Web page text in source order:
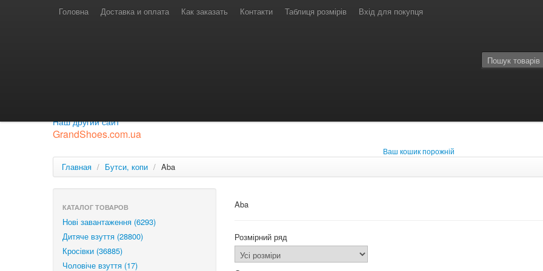
Головна Доставка и оплата Как заказать Контакти Таблиця розмірів Вхід для покупця
Лайф: (063) 527-76-88 МТС: (050) 967-41-33
Наш другий сайт
GrandShoes.com.ua
Ваш кошик порожній
Главная / Бутси, копи / Aba
КАТАЛОГ ТОВАРОВ
Нові завантаження (6293)
Дитяче взуття (28800)
Кросівки (36885)
Чоловіче взуття (17)
Aba
Розмірний ряд